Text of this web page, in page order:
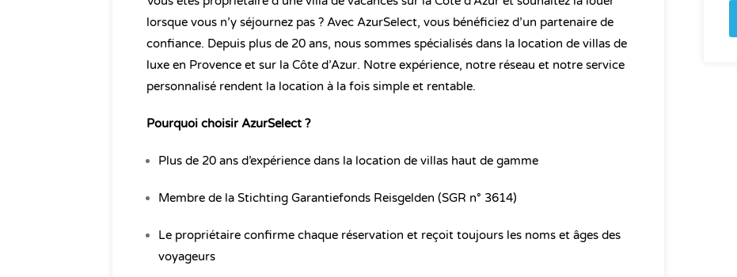
lorsque vous n’y séjournez pas ? Avec AzurSelect, vous bénéficiez d’un partenaire de
confiance. Depuis plus de 20 ans, nous sommes spécialisés dans la location de villas de
luxe en Provence et sur la Côte d’Azur. Notre expérience, notre réseau et notre service
personnalisé rendent la location à la fois simple et rentable.
Pourquoi choisir AzurSelect ?
Plus de 20 ans d’expérience dans la location de villas haut de gamme
Membre de la Stichting Garantiefonds Reisgelden (SGR n° 3614)
Le propriétaire confirme chaque réservation et reçoit toujours les noms et âges des
voyageurs